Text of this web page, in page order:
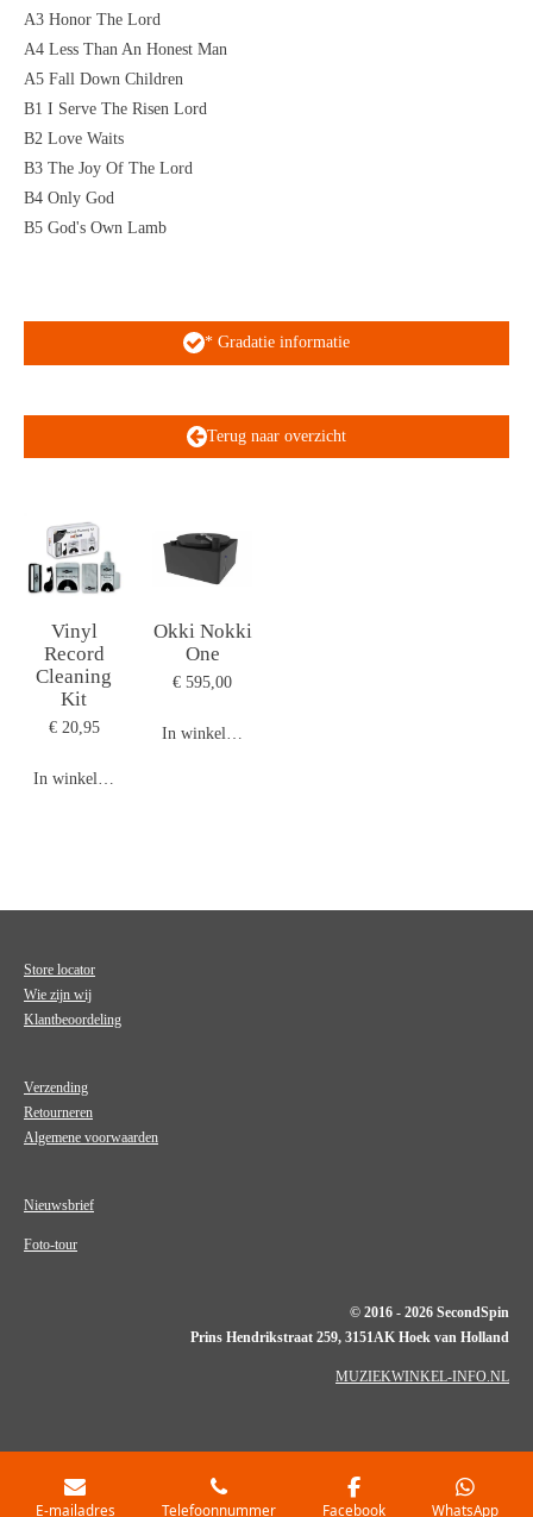
A3 Honor The Lord
A4 Less Than An Honest Man
A5 Fall Down Children
B1 I Serve The Risen Lord
B2 Love Waits
B3 The Joy Of The Lord
B4 Only God
B5 God's Own Lamb
* Gradatie informatie
Terug naar overzicht
Vinyl
Record
Cleaning
Kit
€ 20,95
In winkelwagen
Okki Nokki
One
€ 595,00
In winkelwagen
Store locator
Wie zijn wij
Klantbeoordeling
Verzending
Retourneren
Algemene voorwaarden
Nieuwsbrief
Foto-tour
© 2016 - 2026 SecondSpin
Prins Hendrikstraat 259, 3151AK Hoek van Holland
MUZIEKWINKEL-INFO.NL
E-mailadres Telefoonnummer Facebook WhatsApp